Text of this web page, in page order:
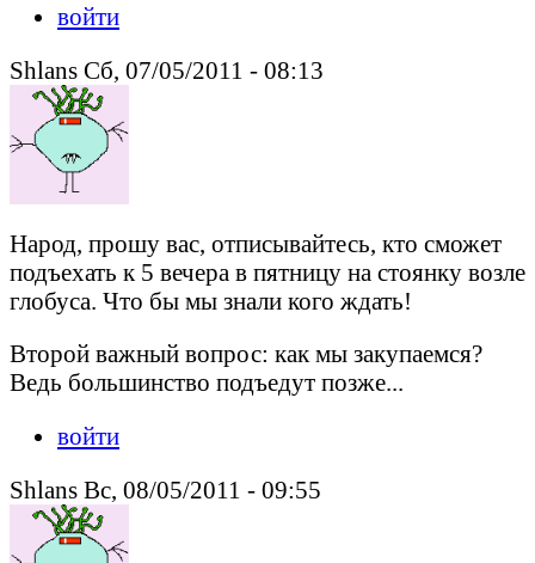
войти
Shlans Сб, 07/05/2011 - 08:13
Народ, прошу вас, отписывайтесь, кто сможет
подъехать к 5 вечера в пятницу на стоянку возле
глобуса. Что бы мы знали кого ждать!
Второй важный вопрос: как мы закупаемся?
Ведь большинство подъедут позже...
войти
Shlans Вс, 08/05/2011 - 09:55